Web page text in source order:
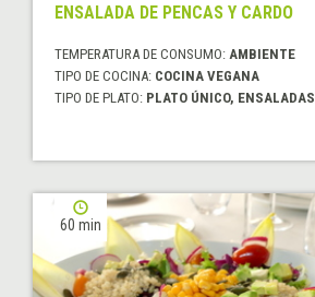
ENSALADA DE PENCAS Y CARDO
TEMPERATURA DE CONSUMO: AMBIENTE
TIPO DE COCINA: COCINA VEGANA
TIPO DE PLATO: PLATO ÚNICO, ENSALADAS
60 min